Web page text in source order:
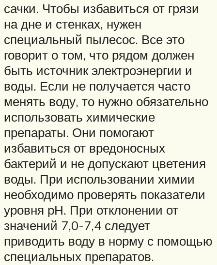
сачки. Чтобы избавиться от грязи
на дне и стенках, нужен
специальный пылесос. Все это
говорит о том, что рядом должен
быть источник электроэнергии и
воды. Если не получается часто
менять воду, то нужно обязательно
использовать химические
препараты. Они помогают
избавиться от вредоносных
бактерий и не допускают цветения
воды. При использовании химии
необходимо проверять показатели
уровня рН. При отклонении от
значений 7,0-7,4 следует
приводить воду в норму с помощью
специальных препаратов.